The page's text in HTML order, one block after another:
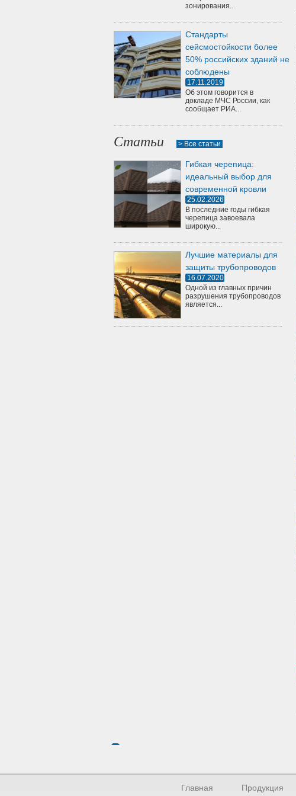
зонирования...
Стандарты
сейсмостойкости более
50% российских зданий не
соблюдены
17.11.2019
Об этом говорится в
докладе МЧС России, как
сообщает РИА...
Статьи > Все статьи
Гибкая черепица:
идеальный выбор для
современной кровли
25.02.2026
В последние годы гибкая
черепица завоевала
широкую...
Лучшие материалы для
защиты трубопроводов
16.07.2020
Одной из главных причин
разрушения трубопроводов
является...
Главная Продукция